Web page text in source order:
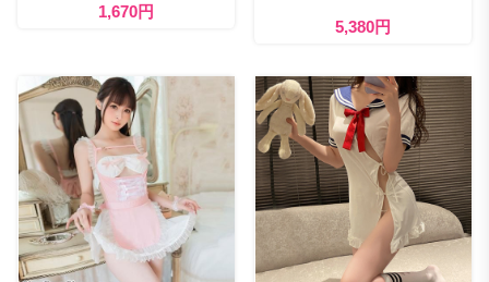
1,670円
5,380円